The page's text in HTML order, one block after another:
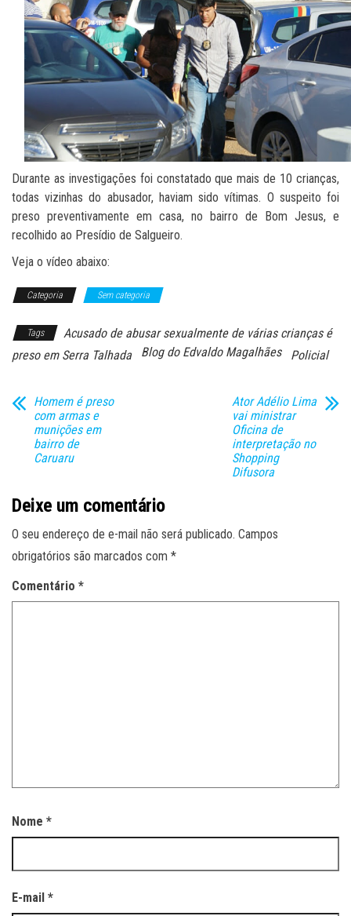
Durante as investigações foi constatado que mais de 10 crianças,
todas vizinhas do abusador, haviam sido vítimas. O suspeito foi
preso preventivamente em casa, no bairro de Bom Jesus, e
recolhido ao Presídio de Salgueiro.
Veja o vídeo abaixo:
Categoria Sem categoria
Tags
Acusado de abusar sexualmente de várias crianças é
preso em Serra Talhada
Blog do Edvaldo Magalhães Policial
Homem é preso
com armas e
munições em
bairro de
Caruaru
Ator Adélio Lima
vai ministrar
Oficina de
interpretação no
Shopping
Difusora
Deixe um comentário
O seu endereço de e-mail não será publicado. Campos
obrigatórios são marcados com *
Comentário *
Nome *
E-mail *